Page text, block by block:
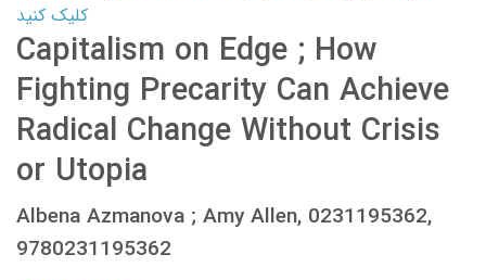
کلیک کنید
Capitalism on Edge ; How
Fighting Precarity Can Achieve
Radical Change Without Crisis
or Utopia
Albena Azmanova ; Amy Allen, 0231195362,
9780231195362